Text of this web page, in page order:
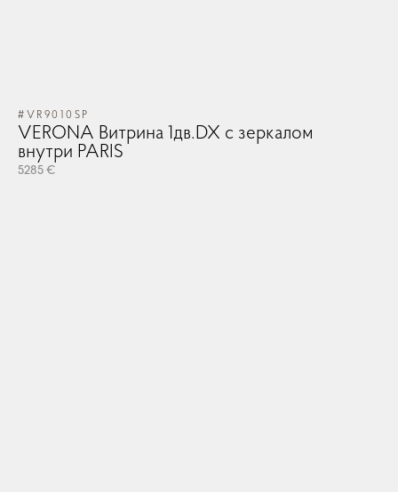
#VR9010SP
VERONA Витрина 1дв.DX с зеркалом
внутри PARIS
5285 €